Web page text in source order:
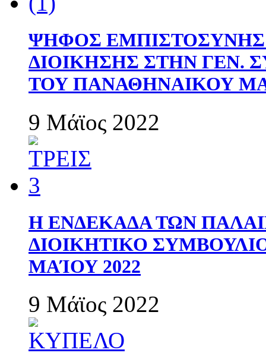
ΨΗΦΟΣ
ΔΙΟΙΚΗΣΗΣ ΣΤΗΝ ΓΕΝ.
ΤΟΥ ΠΑΝΑΘΗΝΑΙΚΟΥ
9 Μάϊος 2022
Η ΕΝΔΕΚΑΔΑ ΤΩΝ
ΔΙΟΙΚΗΤΙΚΟ
ΜΑΊΟΥ 2022
9 Μάϊος 2022